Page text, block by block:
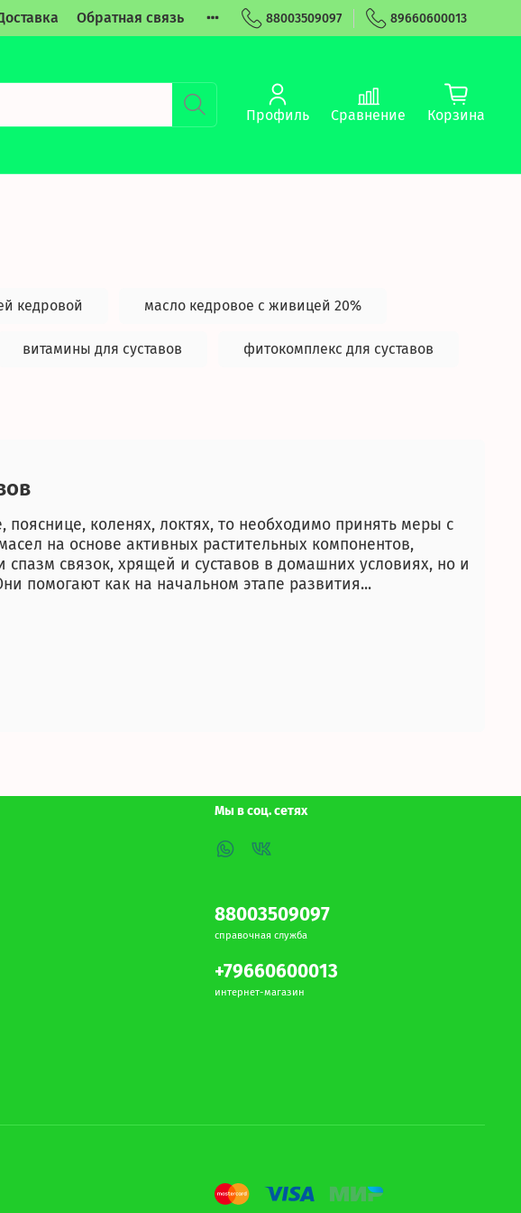
Обратная связь 88003509097 89660600013
Профиль Сравнение Корзина
кедровой масло кедровое с живицей 20%
витамины для суставов фитокомплекс для суставов
пояснице, коленях, локтях, то необходимо принять меры с
на основе активных растительных компонентов,
спазм связок, хрящей и суставов в домашних условиях, но и
помогают как на начальном этапе развития...
Мы в соц. сетях
88003509097
справочная служба
+79660600013
интернет-магазин